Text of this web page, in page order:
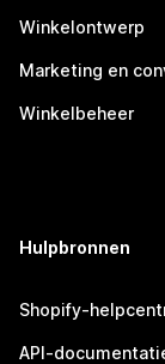
Winkelontwerp
Marketing en
Winkelbeheer
Hulpbronnen
Shopify-
API-